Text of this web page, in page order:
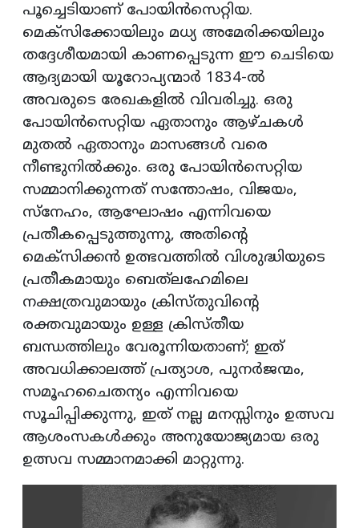
പൂച്ചെടിയാണ് പോയിൻസെറ്റിയ.
മെക്സിക്കോയിലും മധ്യ അമേരിക്കയിലും
തദ്ദേശീയമായി കാണപ്പെടുന്ന ഈ ചെടിയെ
ആദ്യമായി യൂറോപ്യന്മാർ 1834-ൽ
അവരുടെ രേഖകളിൽ വിവരിച്ചു. ഒരു
പോയിൻസെറ്റിയ ഏതാനും ആഴ്ചകൾ
മുതൽ ഏതാനും മാസങ്ങൾ വരെ
നീണ്ടുനിൽക്കും. ഒരു പോയിൻസെറ്റിയ
സമ്മാനിക്കുന്നത് സന്തോഷം, വിജയം,
സ്നേഹം, ആഘോഷം എന്നിവയെ
പ്രതീകപ്പെടുത്തുന്നു, അതിന്റെ
മെക്സിക്കൻ ഉത്ഭവത്തിൽ വിശുദ്ധിയുടെ
പ്രതീകമായും ബെത്‌ലഹേമിലെ
നക്ഷത്രവുമായും ക്രിസ്തുവിന്റെ
രക്തവുമായും ഉള്ള ക്രിസ്തീയ
ബന്ധത്തിലും വേരൂന്നിയതാണ്; ഇത്
അവധിക്കാലത്ത് പ്രത്യാശ, പുനർജന്മം,
സമൂഹചൈതന്യം എന്നിവയെ
സൂചിപ്പിക്കുന്നു, ഇത് നല്ല മനസ്സിനും ഉത്സവ
ആശംസകൾക്കും അനുയോജ്യമായ ഒരു
ഉത്സവ സമ്മാനമാക്കി മാറ്റുന്നു.